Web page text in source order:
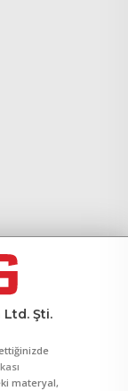
Şti.
materyal,